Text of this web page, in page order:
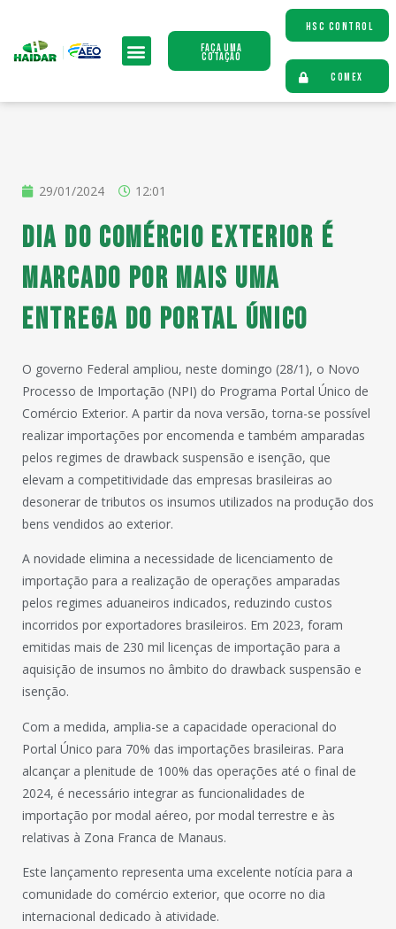
Faça uma
Cotação
HSC CONTROL
COMEX
29/01/2024 12:01
Dia do Comércio Exterior é
marcado por mais uma
entrega do Portal Único
O governo Federal ampliou, neste domingo (28/1), o Novo
Processo de Importação (NPI) do Programa Portal Único de
Comércio Exterior. A partir da nova versão, torna-se possível
realizar importações por encomenda e também amparadas
pelos regimes de drawback suspensão e isenção, que
elevam a competitividade das empresas brasileiras ao
desonerar de tributos os insumos utilizados na produção dos
bens vendidos ao exterior.
A novidade elimina a necessidade de licenciamento de
importação para a realização de operações amparadas
pelos regimes aduaneiros indicados, reduzindo custos
incorridos por exportadores brasileiros. Em 2023, foram
emitidas mais de 230 mil licenças de importação para a
aquisição de insumos no âmbito do drawback suspensão e
isenção.
Com a medida, amplia-se a capacidade operacional do
Portal Único para 70% das importações brasileiras. Para
alcançar a plenitude de 100% das operações até o final de
2024, é necessário integrar as funcionalidades de
importação por modal aéreo, por modal terrestre e às
relativas à Zona Franca de Manaus.
Este lançamento representa uma excelente notícia para a
comunidade do comércio exterior, que ocorre no dia
internacional dedicado à atividade.